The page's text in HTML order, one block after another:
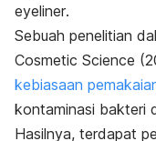
eyeliner.
Sebuah penelitian
Cosmetic Science
kebiasaan
kontaminasi bakteri
Hasilnya, terdapat